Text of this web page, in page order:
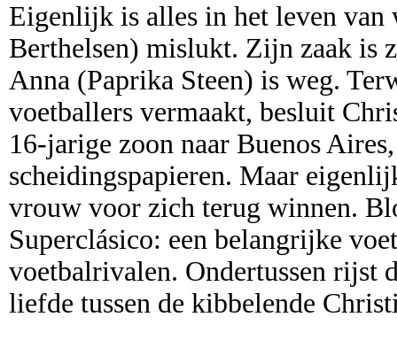
Eigenlijk is alles in het leven
Berthelsen) mislukt. Zijn zaak is
Anna (Paprika Steen) is weg.
voetballers vermaakt, besluit
16-jarige zoon naar Buenos
scheidingspapieren. Maar
vrouw voor zich terug winnen.
Superclásico: een belangrijke
voetbalrivalen. Ondertussen rijst
liefde tussen de kibbelende